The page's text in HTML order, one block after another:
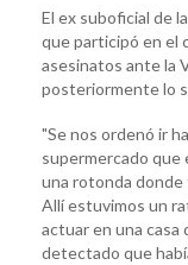
El ex suboficial de
que participó en el
asesinatos ante la
posteriormente lo
"Se nos ordenó ir
supermercado que
una rotonda donde
Allí estuvimos un
actuar en una casa
detectado que